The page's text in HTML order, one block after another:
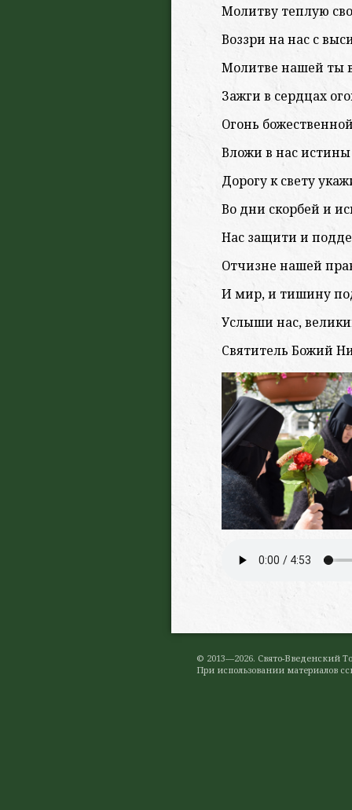
Молитву теплую
Воззри на нас с
Молитве нашей ты
Зажги в сердцах
Огонь
Вложи в нас
Дорогу к свету
Во дни скорбей и
Нас защити и
Отчизне нашей
И мир, и тишину
Услыши нас,
Святитель Божий
© 2013—2026. Свято-Введенский
При использовании материалов